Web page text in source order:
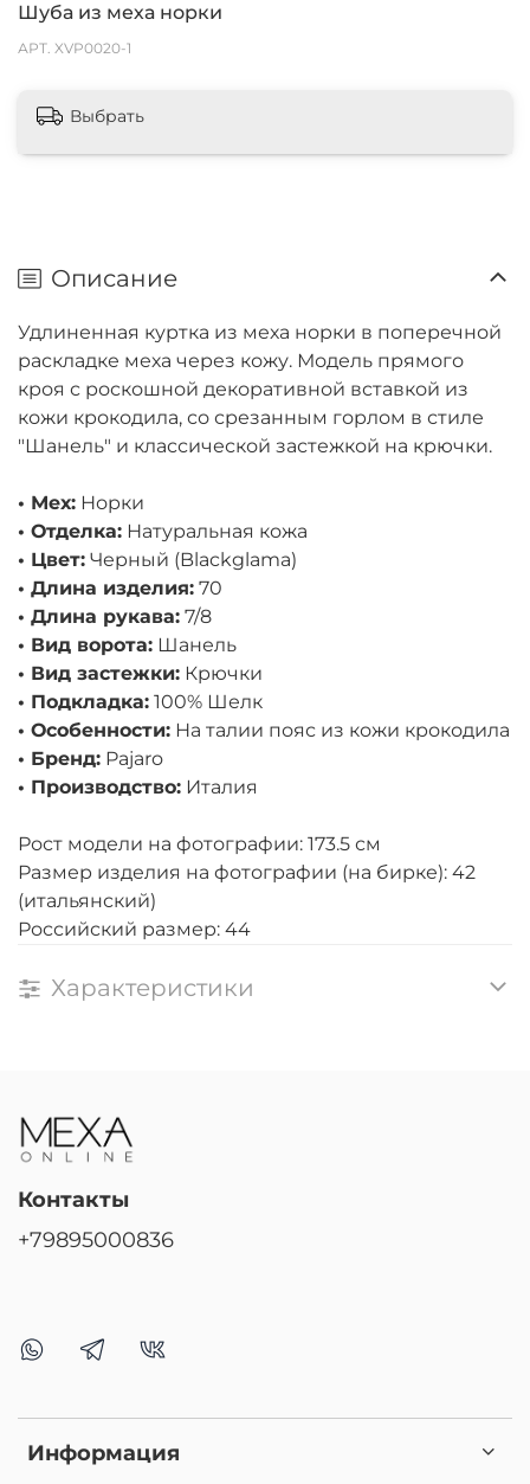
Шуба из меха норки
АРТ. XVP0020-1
Выбрать
Описание
Удлиненная куртка из меха норки в поперечной
раскладке меха через кожу. Модель прямого
кроя с роскошной декоративной вставкой из
кожи крокодила, со срезанным горлом в стиле
"Шанель" и классической застежкой на крючки.
• Мех: Норки
• Отделка: Натуральная кожа
• Цвет: Черный (Blackglama)
• Длина изделия: 70
• Длина рукава: 7/8
• Вид ворота: Шанель
• Вид застежки: Крючки
• Подкладка: 100% Шелк
• Особенности: На талии пояс из кожи крокодила
• Бренд: Pajaro
• Производство: Италия
Рост модели на фотографии: 173.5 см
Размер изделия на фотографии (на бирке): 42
(итальянский)
Российский размер: 44
Характеристики
Информация
Контакты
+79895000836